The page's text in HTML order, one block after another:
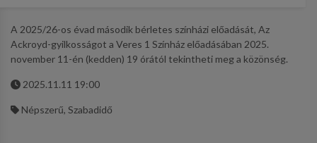
A 2025/26-os évad második bérletes színházi előadását, Az
Ackroyd-gyilkosságot a Veres 1 Színház előadásában 2025.
november 11-én (kedden) 19 órától tekintheti meg a közönség.
2025.11.11 19:00
Népszerű, Szabadidő